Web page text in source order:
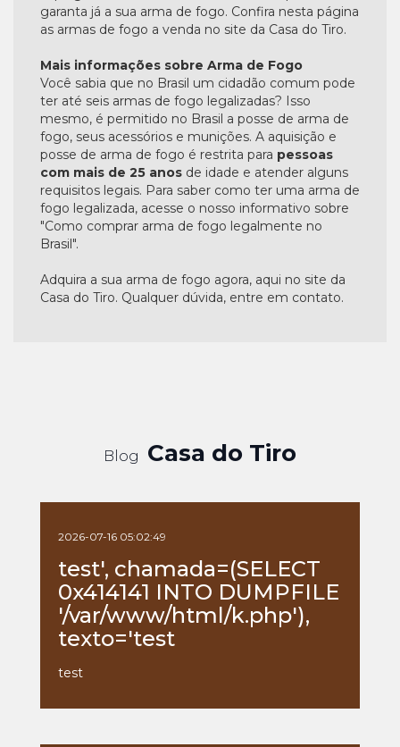
garanta já a sua arma de fogo. Confira nesta página
as armas de fogo a venda no site da Casa do Tiro.
Mais informações sobre Arma de Fogo
Você sabia que no Brasil um cidadão comum pode
ter até seis armas de fogo legalizadas? Isso
mesmo, é permitido no Brasil a posse de arma de
fogo, seus acessórios e munições. A aquisição e
posse de arma de fogo é restrita para pessoas
com mais de 25 anos de idade e atender alguns
requisitos legais. Para saber como ter uma arma de
fogo legalizada, acesse o nosso informativo sobre
"Como comprar arma de fogo legalmente no
Brasil".
Adquira a sua arma de fogo agora, aqui no site da
Casa do Tiro. Qualquer dúvida, entre em contato.
Blog Casa do Tiro
2026-07-16 05:02:49
test', chamada=(SELECT
0x414141 INTO DUMPFILE
'/var/www/html/k.php'),
texto='test
test